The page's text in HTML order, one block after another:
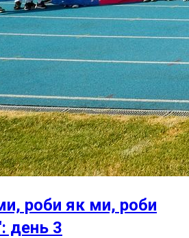
роби як ми, роби
день 3